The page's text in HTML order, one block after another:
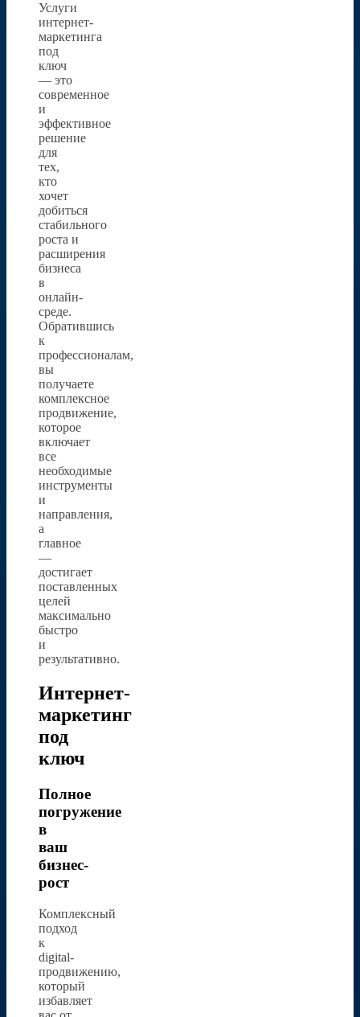
Услуги
интернет-
маркетинга
под
ключ
— это
современное
и
эффективное
решение
для
тех,
кто
хочет
добиться
стабильного
роста и
расширения
бизнеса
в
онлайн-
среде.
Обратившись
к
профессионалам,
вы
получаете
комплексное
продвижение,
которое
включает
все
необходимые
инструменты
и
направления,
а
главное
—
достигает
поставленных
целей
максимально
быстро
и
результативно.
Интернет-
маркетинг
под
ключ
Полное
погружение
в
ваш
бизнес-
рост
Комплексный
подход
к
digital-
продвижению,
который
избавляет